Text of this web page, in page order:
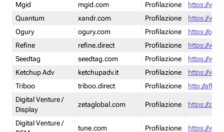
Mgid
mgid.com Profilazione
https://
Quantum
xandr.com Profilazione
https://
Ogury
ogury.com Profilazione
https://
Refine
refine.direct Profilazione
https://
Seedtag
seedtag.com Profilazione
https://
Ketchup Adv
ketchupadv.it Profilazione
https://
Triboo
triboo.direct Profilazione
http://
Digital Venture /
Display
zetaglobal.com Profilazione https://
Digital Venture /
tune.com Profilazione https://